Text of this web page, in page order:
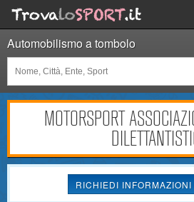
Automobilismo a tombolo
MOTORSPORT
RICHIEDI